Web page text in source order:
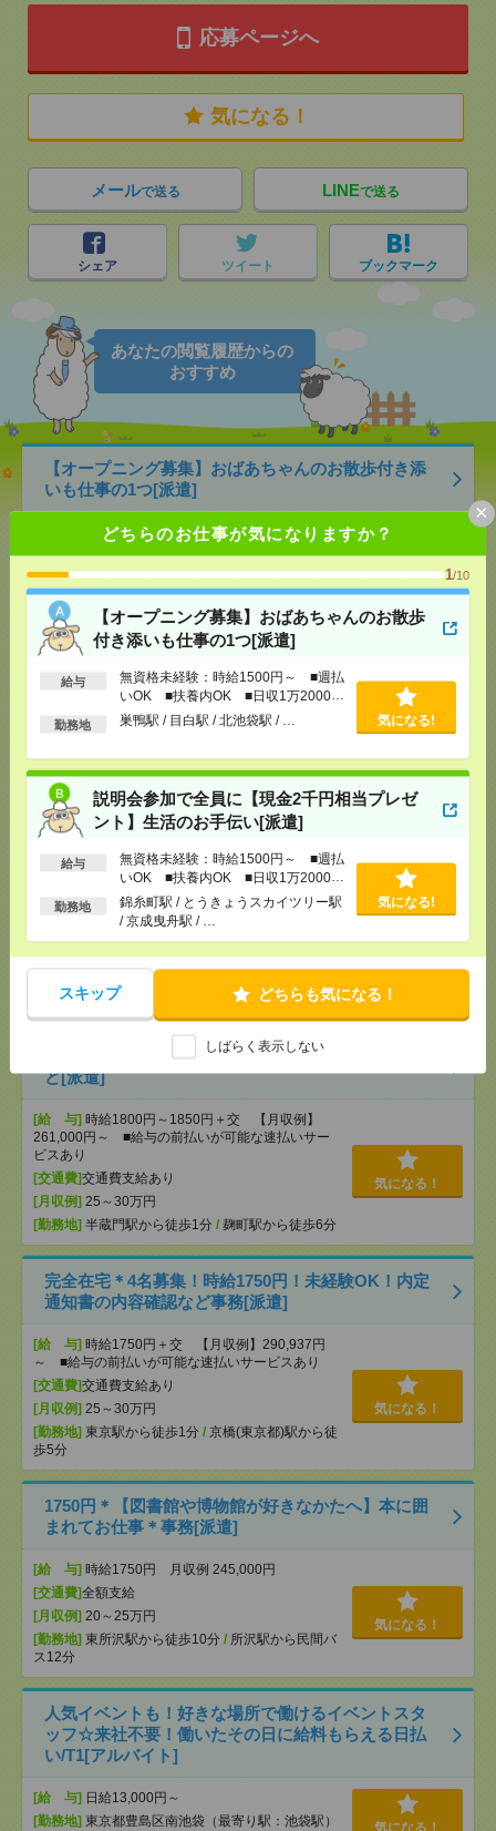
どちらのお仕事が気になりますか？
1/10
【オープニング募集】おばあちゃんのお散歩
付き添いも仕事の1つ[派遣]
給与
無資格未経験：時給1500円～ ■週払
いOK ■扶養内OK ■日収1万2000円
以上
勤務地 巣鴨駅 / 目白駅 / 北池袋駅 / … 気になる!
説明会参加で全員に【現金2千円相当プレゼ
ント】生活のお手伝い[派遣]
給与
無資格未経験：時給1500円～ ■週払
いOK ■扶養内OK ■日収1万2000円
以上
勤務地
錦糸町駅 / とうきょうスカイツリー駅
/ 京成曳舟駅 / …
気になる!
スキップ どちらも気になる！
しばらく表示しない
×
応募ページへ
気になる！
メールで送る LINEで送る
シェア ツイート ブックマーク
あなたの閲覧履歴からの
おすすめ
【オープニング募集】おばあちゃんのお散歩付き添
いも仕事の1つ[派遣]
無資格未経験：時給1500円～ ■週払い
[交通費]交通費全額支給
[勤務地]巣鴨駅/目白駅/北池袋駅/…
気になる！
説明会参加で全員に【現金2千円相当プレゼント】生
活のお手伝い[派遣]
[給 与] 無資格未経験：時給1500円～ ■週払い
OK ■扶養内OK ■日収1万2000円以上
[交通費]交通費全額支給
[勤務地]錦糸町駅/とうきょうスカイツリー駅/京
成曳舟駅
/…
気になる！
時給1900円！《安心の非営利団体》在宅あり＊16時
まで＊書類の処理など[派遣]
[給 与] 時給1900円～2100円＋交 ■給与の前払い
[交通費]交通費支給あり
秋葉原駅から徒歩7分
ら徒歩4分
気になる！
時給1800円！非営利団体＊17時まで＊書類の受付な
ど[派遣]
[給 与] 時給1800円～1850円＋交 【月収例】
261,000円～ ■給与の前払いが可能な速払いサー
ビスあり
[交通費]交通費支給あり
[月収例] 25～30万円
[勤務地] 半蔵門駅から徒歩1分 / 麹町駅から徒歩6分
気になる！
完全在宅＊4名募集！時給1750円！未経験OK！内定
通知書の内容確認など事務[派遣]
[給 与] 時給1750円＋交 【月収例】290,937円
～ ■給与の前払いが可能な速払いサービスあり
[交通費]交通費支給あり
[月収例] 25～30万円
[勤務地] 東京駅から徒歩1分 / 京橋(東京都)駅から徒
歩5分
気になる！
1750円＊【図書館や博物館が好きなかたへ】本に囲
まれてお仕事＊事務[派遣]
[給 与] 時給1750円 月収例 245,000円
[交通費]全額支給
[月収例] 20～25万円
[勤務地] 東所沢駅から徒歩10分 / 所沢駅から民間バ
ス12分
気になる！
人気イベントも！好きな場所で働けるイベントスタ
ッフ☆来社不要！働いたその日に給料もらえる日払
い/T1[アルバイト]
[給 与] 日給13,000円～
[勤務地] 東京都豊島区南池袋（最寄り駅：池袋駅） 気になる！